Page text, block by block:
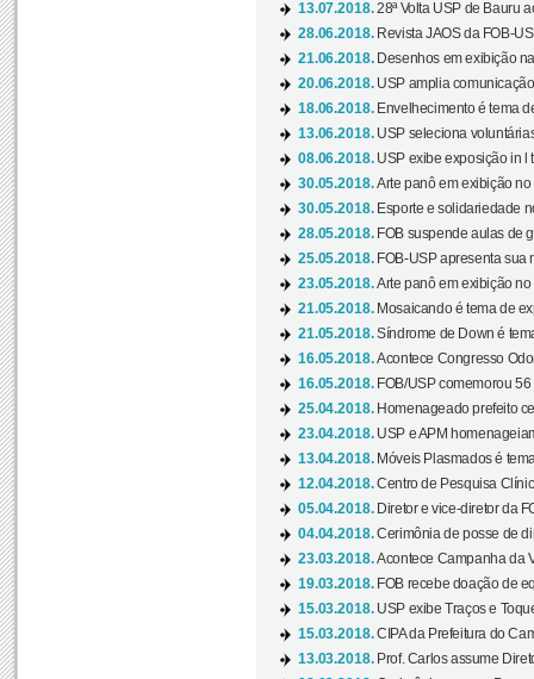
13.07.2018.28ª Volta USP de Bauru
28.06.2018. Revista JAOS da FOB-
21.06.2018. Desenhos em exibição
20.06.2018. USP amplia
18.06.2018. Envelhecimento é tema
13.06.2018. USP seleciona
08.06.2018. USP exibe exposição in l
30.05.2018.Arte panô em exibição no
30.05.2018. Esporte e solidariedade
28.05.2018. FOB suspende aulas de
25.05.2018. FOB-USP apresenta sua
23.05.2018.Arte panô em exibição no
21.05.2018. Mosaicando é tema de
21.05.2018.Síndrome de Down é
16.05.2018.Acontece Congresso
16.05.2018. FOB/USP comemorou
25.04.2018. Homenageado prefeito
23.04.2018. USP e APM
13.04.2018. Móveis Plasmados é
12.04.2018.Centro de Pesquisa
05.04.2018. Diretor e vice-diretor da
04.04.2018.Cerimônia de posse de
23.03.2018.Acontece Campanha da
19.03.2018. FOB recebe doação de
15.03.2018. USP exibe Traços e
15.03.2018.CIPA da Prefeitura do
13.03.2018. Prof. Carlos assume